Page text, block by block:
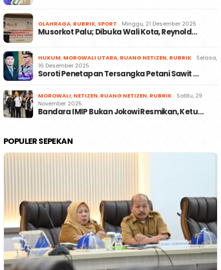
OLAHRAGA, RUBRIK, SPORT Minggu, 21 Desember 2025
Musorkot Palu; Dibuka Wali Kota, Reynold…
HUKUM, MOROWALI UTARA, RUANG NETIZEN, RUBRIK
Selasa,
16 Desember 2025
Soroti Penetapan Tersangka Petani Sawit …
MOROWALI, NETIZEN, RUANG NETIZEN, RUBRIK
Sabtu, 29
November 2025
Bandara IMIP Bukan Jokowi Resmikan, Ketu…
POPULER SEPEKAN